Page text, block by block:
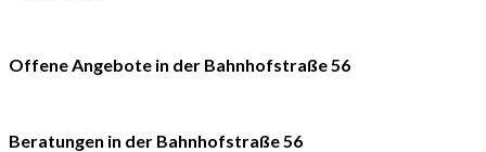
Offene Angebote in der Bahnhofstraße 56
Beratungen in der Bahnhofstraße 56